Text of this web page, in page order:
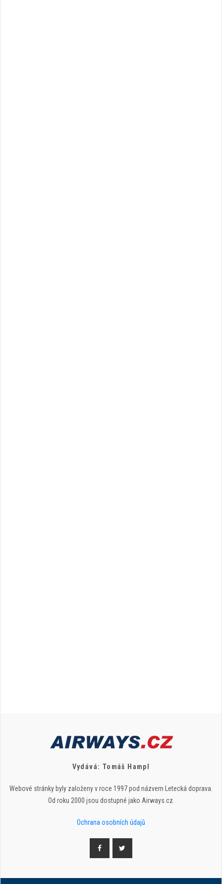
Vydává: Tomáš Hampl
Webové stránky byly založeny v roce 1997 pod názvem Letecká doprava.
Od roku 2000 jsou dostupné jako Airways.cz.
Ochrana osobních údajů